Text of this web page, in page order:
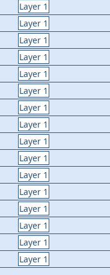
Layer 1
Layer 1
Layer 1
Layer 1
Layer 1
Layer 1
Layer 1
Layer 1
Layer 1
Layer 1
Layer 1
Layer 1
Layer 1
Layer 1
Layer 1
Layer 1